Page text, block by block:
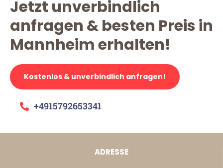
Jetzt unverbindlich
anfragen & besten Preis in
Mannheim erhalten!
Kostenlos & unverbindlich anfragen!
+4915792653341
ADRESSE